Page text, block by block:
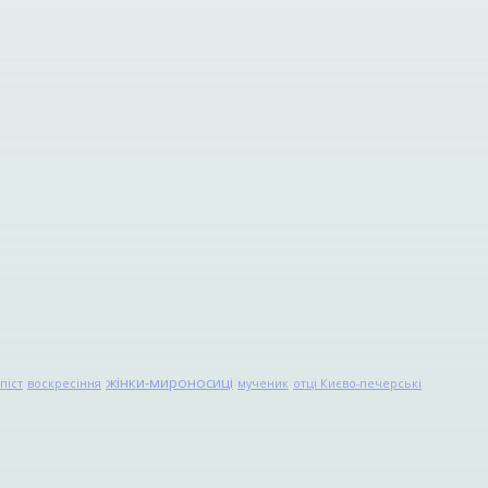
воскресіння жінки-мироносиці мученик отці Києво-печерські